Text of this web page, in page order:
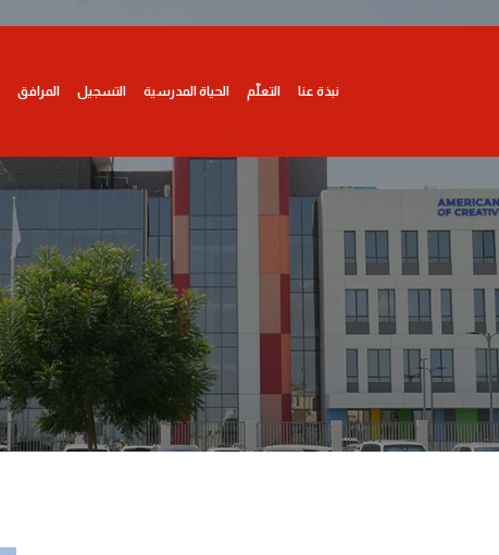
نبذة عنا التعلّم الحياة المدرسية التسجيل المرافق